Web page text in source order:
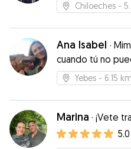
Chiloeches -
Ana Isabel ·
cuando tú no
Yebes - 6.15 km
Marina · ¡Vete
5.0